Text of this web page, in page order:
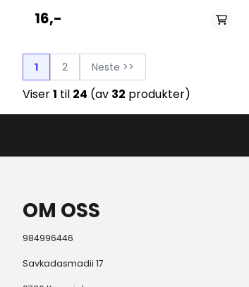
16,-
1 2 Neste >>
Viser1 til 24 (av 32 produkter)
OM OSS
984996446
Savkadasmadii 17